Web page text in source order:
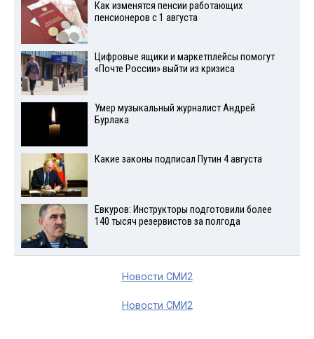
Как изменятся пенсии работающих
пенсионеров с 1 августа
Цифровые ящики и маркетплейсы помогут
«Почте России» выйти из кризиса
Умер музыкальный журналист Андрей
Бурлака
Какие законы подписал Путин 4 августа
Евкуров: Инструкторы подготовили более
140 тысяч резервистов за полгода
Новости СМИ2
Новости СМИ2